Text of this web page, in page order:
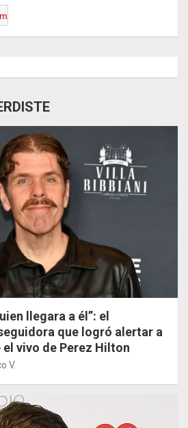
llegara a él”: el
que logró alertar a
vivo de Perez Hilton
V.